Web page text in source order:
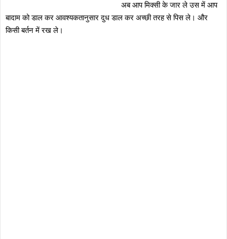
अब आप मिक्सी के जार ले उस में आप
बादाम को डाल कर आवश्यकतानुसार दुध डाल कर अच्छी तरह से पिस ले। और
किसी बर्तन में रख ले।